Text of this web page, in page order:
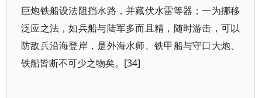
巨炮铁船设法阻挡水路，并藏伏水雷等器；一为挪移
泛应之法，如兵船与陆军多而且精，随时游击，可以
防敌兵沿海登岸，是外海水师、铁甲船与守口大炮、
铁船皆断不可少之物矣。[34]